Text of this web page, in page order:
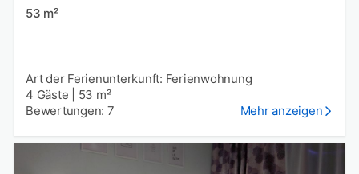
53 m²
Art der Ferienunterkunft: Ferienwohnung
4 Gäste
53 m²
Bewertungen: 7
Mehr anzeigen